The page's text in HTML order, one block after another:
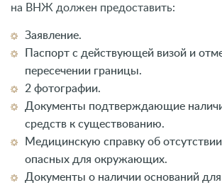
на ВНЖ должен предоставить:
Заявление.
Паспорт с действующей визой и
пересечении границы.
2 фотографии.
Документы подтверждающие
средств к существованию.
Медицинскую справку об
опасных для окружающих.
Документы о наличии оснований для